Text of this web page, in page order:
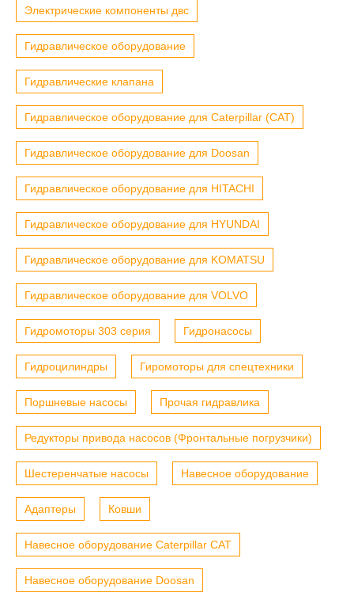
Электрические компоненты двс
Гидравлическое оборудование
Гидравлические клапана
Гидравлическое оборудование для Caterpillar (CAT)
Гидравлическое оборудование для Doosan
Гидравлическое оборудование для HITACHI
Гидравлическое оборудование для HYUNDAI
Гидравлическое оборудование для KOMATSU
Гидравлическое оборудование для VOLVO
Гидромоторы 303 серия Гидронасосы
Гидроцилиндры Гиромоторы для спецтехники
Поршневые насосы Прочая гидравлика
Редукторы привода насосов (Фронтальные погрузчики)
Шестеренчатые насосы Навесное оборудование
Адаптеры Ковши
Навесное оборудование Caterpillar CAT
Навесное оборудование Doosan